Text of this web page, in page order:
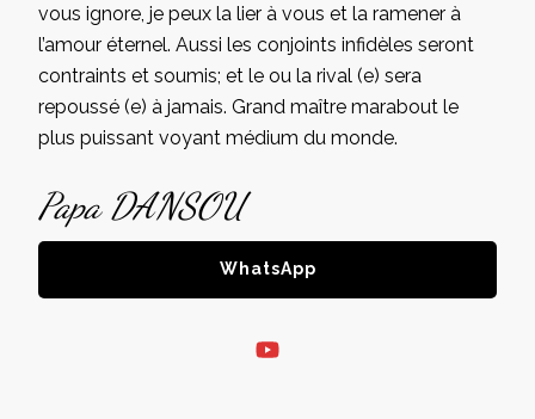
vous ignore, je peux la lier à vous et la ramener à
l’amour éternel. Aussi les conjoints infidèles seront
contraints et soumis; et le ou la rival (e) sera
repoussé (e) à jamais. Grand maître marabout le
plus puissant voyant médium du monde.
Papa DANSOU
WhatsApp